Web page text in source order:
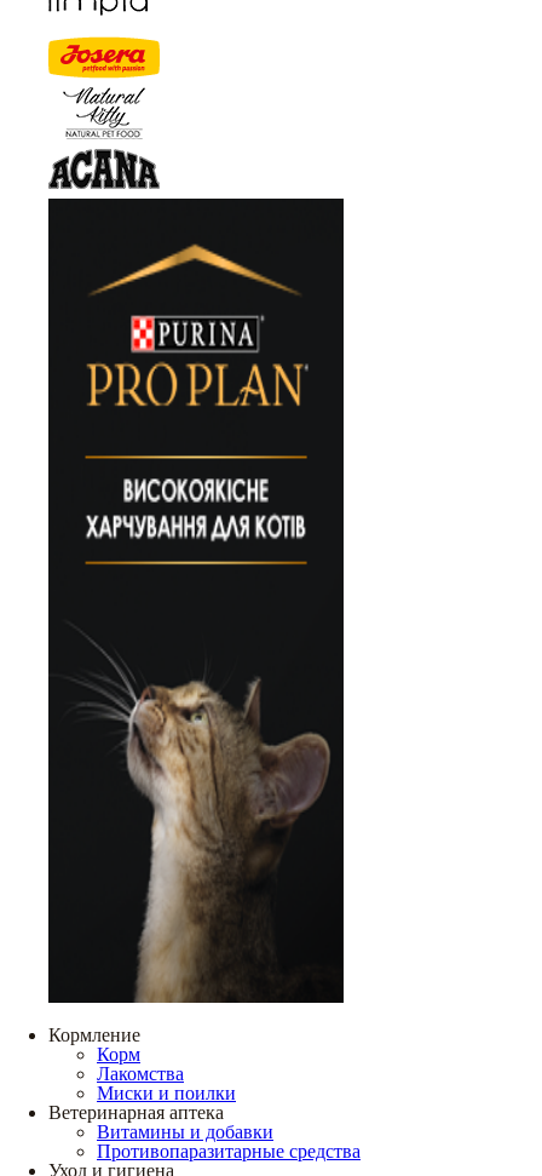
Кормление
Корм
Лакомства
Миски и поилки
Ветеринарная аптека
Витамины и добавки
Противопаразитарные средства
Уход и гигиена